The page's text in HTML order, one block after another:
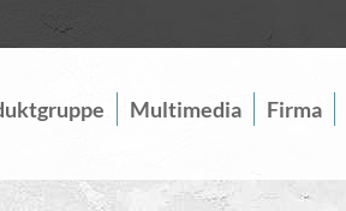
Multimedia Firma